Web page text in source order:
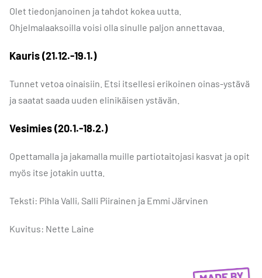
Olet tiedonjanoinen ja tahdot kokea uutta.
Ohjelmalaaksoilla voisi olla sinulle paljon annettavaa.
Kauris (21.12.-19.1.)
Tunnet vetoa oinaisiin. Etsi itsellesi erikoinen oinas-ystävä
ja saatat saada uuden elinikäisen ystävän.
Vesimies (20.1.-18.2.)
Opettamalla ja jakamalla muille partiotaitojasi kasvat ja opit
myös itse jotakin uutta.
Teksti: Pihla Valli, Salli Piirainen ja Emmi Järvinen
Kuvitus: Nette Laine